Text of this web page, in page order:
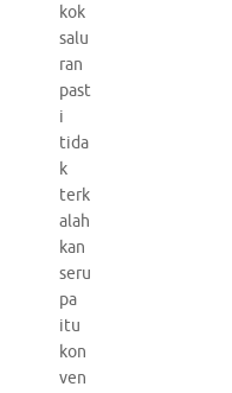
kok
salu
ran
past
i
tida
k
terk
alah
kan
seru
pa
itu
kon
ven